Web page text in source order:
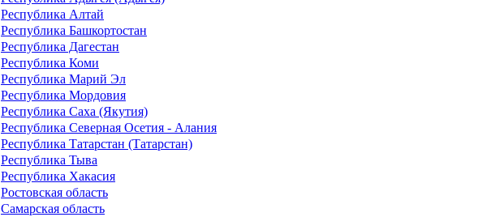
Республика Алтай
Республика Башкортостан
Республика Дагестан
Республика Коми
Республика Марий Эл
Республика Мордовия
Республика Саха (Якутия)
Республика Северная Осетия - Алания
Республика Татарстан (Татарстан)
Республика Тыва
Республика Хакасия
Ростовская область
Самарская область